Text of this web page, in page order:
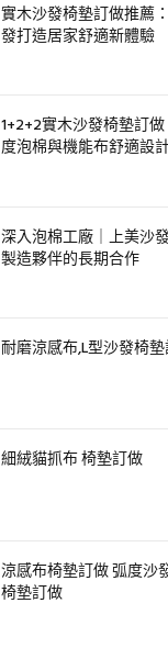
實木沙發椅墊訂做推薦
發打造居家舒適新體驗
1+2+2實木沙發椅墊訂
度泡棉與機能布舒適設
深入泡棉工廠｜上美沙
製造夥伴的長期合作
耐磨涼感布,L型沙發椅
細絨貓抓布 椅墊訂做
涼感布椅墊訂做 弧度沙
椅墊訂做